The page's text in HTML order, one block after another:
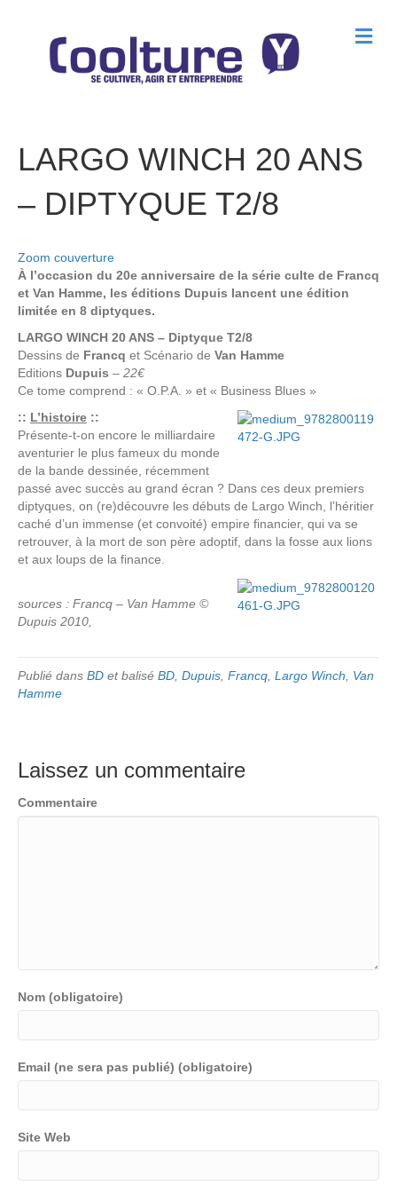
M
e
LARGO WINCH 20 ANS
– DIPTYQUE T2/8
Zoom couverture
À l’occasion du 20e anniversaire de la série culte de Francq
et Van Hamme, les éditions Dupuis lancent une édition
limitée en 8 diptyques.
LARGO WINCH 20 ANS – Diptyque T2/8
Dessins de Francq et Scénario de Van Hamme
Editions Dupuis – 22€
Ce tome comprend : « O.P.A. » et « Business Blues »
:: L’histoire ::
Présente-t-on encore le milliardaire
aventurier le plus fameux du monde
de la bande dessinée, récemment
passé avec succès au grand écran ? Dans ces deux premiers
diptyques, on (re)découvre les débuts de Largo Winch, l’héritier
caché d’un immense (et convoité) empire financier, qui va se
retrouver, à la mort de son père adoptif, dans la fosse aux lions
et aux loups de la finance.
sources : Francq – Van Hamme ©
Dupuis 2010,
Publié dans BD et balisé BD Dupuis Francq Largo Winch
Van
Hamme
Laissez un commentaire
Commentaire
Nom (obligatoire)
Email (ne sera pas publié) (obligatoire)
Site Web